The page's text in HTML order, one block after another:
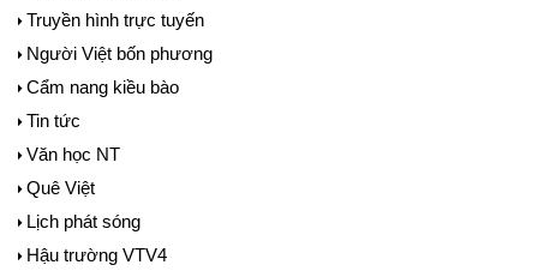
Truyền hình trực tuyến
Người Việt bốn phương
Cẩm nang kiều bào
Tin tức
Văn học NT
Quê Việt
Lịch phát sóng
Hậu trường VTV4